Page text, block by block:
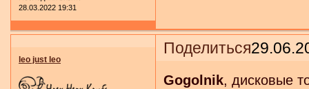
28.03.2022 19:31
Поделиться
leo just leo
Gogolnik, дисковые